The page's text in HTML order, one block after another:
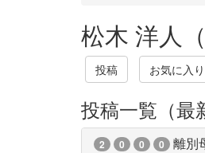
松木 洋人
投稿 お気に入り
投稿一覧（最
2 0 0 0 離別